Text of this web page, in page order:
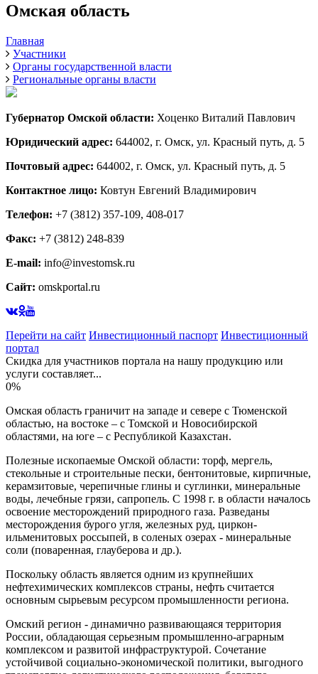
Омская область
Главная
Участники
Органы государственной власти
Региональные органы власти
Губернатор Омской области: Хоценко Виталий Павлович
Юридический адрес: 644002, г. Омск, ул. Красный путь, д. 5
Почтовый адрес: 644002, г. Омск, ул. Красный путь, д. 5
Контактное лицо: Ковтун Евгений Владимирович
Телефон: +7 (3812) 357-109, 408-017
Факс: +7 (3812) 248-839
E-mail: info@investomsk.ru
Сайт: omskportal.ru
Перейти на сайт Инвестиционный паспорт Инвестиционный
портал
Скидка для участников портала на нашу продукцию или
услуги составляет...
0%
Омская область граничит на западе и севере с Тюменской
областью, на востоке – с Томской и Новосибирской
областями, на юге – с Республикой Казахстан.
Полезные ископаемые Омской области: торф, мергель,
стекольные и строительные пески, бентонитовые, кирпичные,
керамзитовые, черепичные глины и суглинки, минеральные
воды, лечебные грязи, сапропель. С 1998 г. в области началось
освоение месторождений природного газа. Разведаны
месторождения бурого угля, железных руд, циркон-
ильменитовых россыпей, в соленых озерах - минеральные
соли (поваренная, глауберова и др.).
Поскольку область является одним из крупнейших
нефтехимических комплексов страны, нефть считается
основным сырьевым ресурсом промышленности региона.
Омский регион - динамично развивающаяся территория
России, обладающая серьезным промышленно-аграрным
комплексом и развитой инфраструктурой. Сочетание
устойчивой социально-экономической политики, выгодного